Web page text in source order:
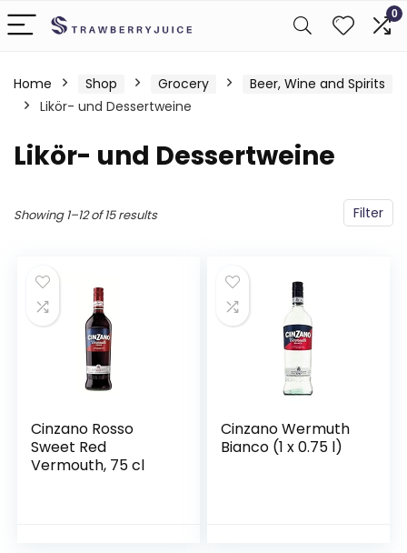
0
Home Shop Grocery
Beer, Wine and Spirits
Likör- und Dessertweine
Likör- und Dessertweine
Filter
Showing 1–12 of 15 results
Cinzano Rosso
Sweet Red
Vermouth, 75 cl
Cinzano Wermuth
Bianco (1 x 0.75 l)